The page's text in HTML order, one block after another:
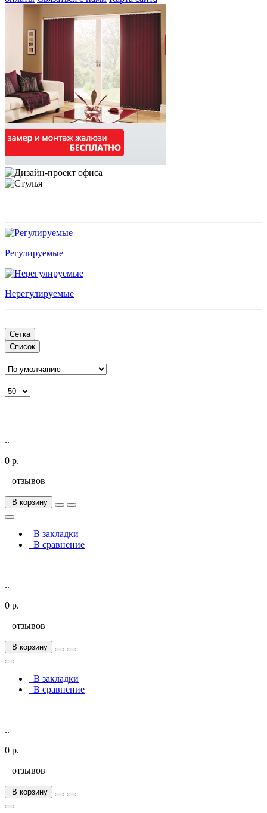
Регулируемые
Нерегулируемые
Сетка
Список
..
0 р.
отзывов
В корзину
В закладки
В сравнение
..
0 р.
отзывов
В корзину
В закладки
В сравнение
..
0 р.
отзывов
В корзину